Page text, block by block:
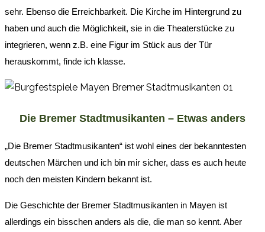
sehr. Ebenso die Erreichbarkeit. Die Kirche im Hintergrund zu
haben und auch die Möglichkeit, sie in die Theaterstücke zu
integrieren, wenn z.B. eine Figur im Stück aus der Tür
herauskommt, finde ich klasse.
Die Bremer Stadtmusikanten – Etwas anders
„Die Bremer Stadtmusikanten“ ist wohl eines der bekanntesten
deutschen Märchen und ich bin mir sicher, dass es auch heute
noch den meisten Kindern bekannt ist.
Die Geschichte der Bremer Stadtmusikanten in Mayen ist
allerdings ein bisschen anders als die, die man so kennt. Aber